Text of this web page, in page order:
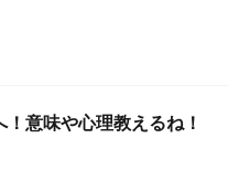
意味や心理教えるね！